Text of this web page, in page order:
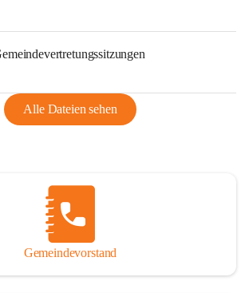
Alle Dateien sehen
Gemeindevorstand